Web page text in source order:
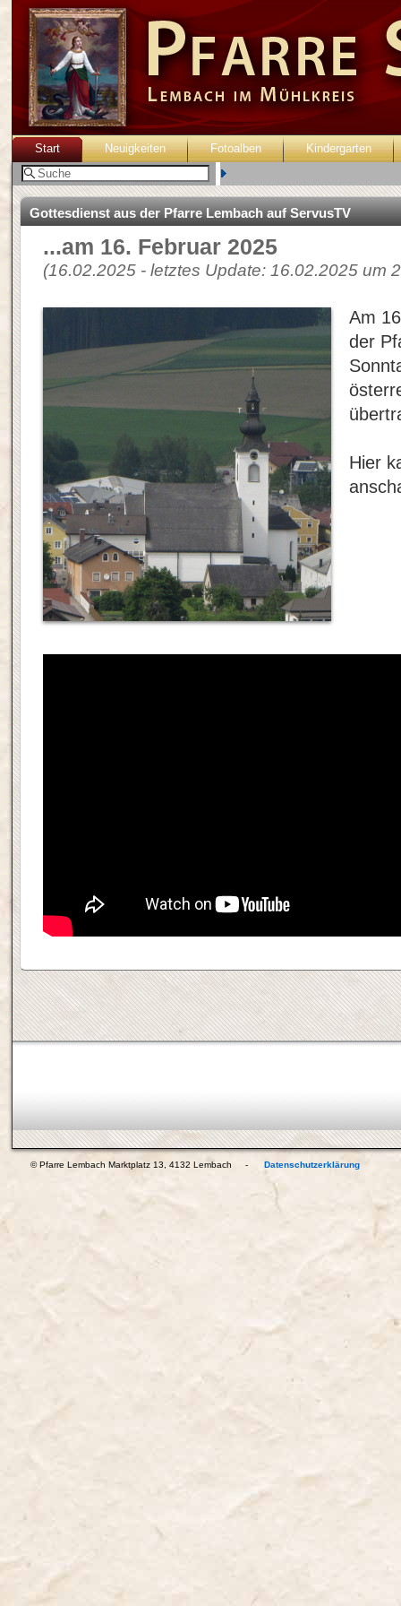
Start Neuigkeiten Fotoalben Kindergarten
Gottesdienst aus der Pfarre Lembach auf ServusTV
...am 16. Februar 2025
(16.02.2025 - letztes Update: 16.02.2025 um
Am
der
Hier
© Pfarre Lembach Marktplatz 13, 4132 Lembach - Datenschutzerklärung